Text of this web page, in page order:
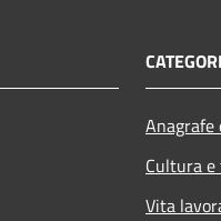
Cultura
Vita